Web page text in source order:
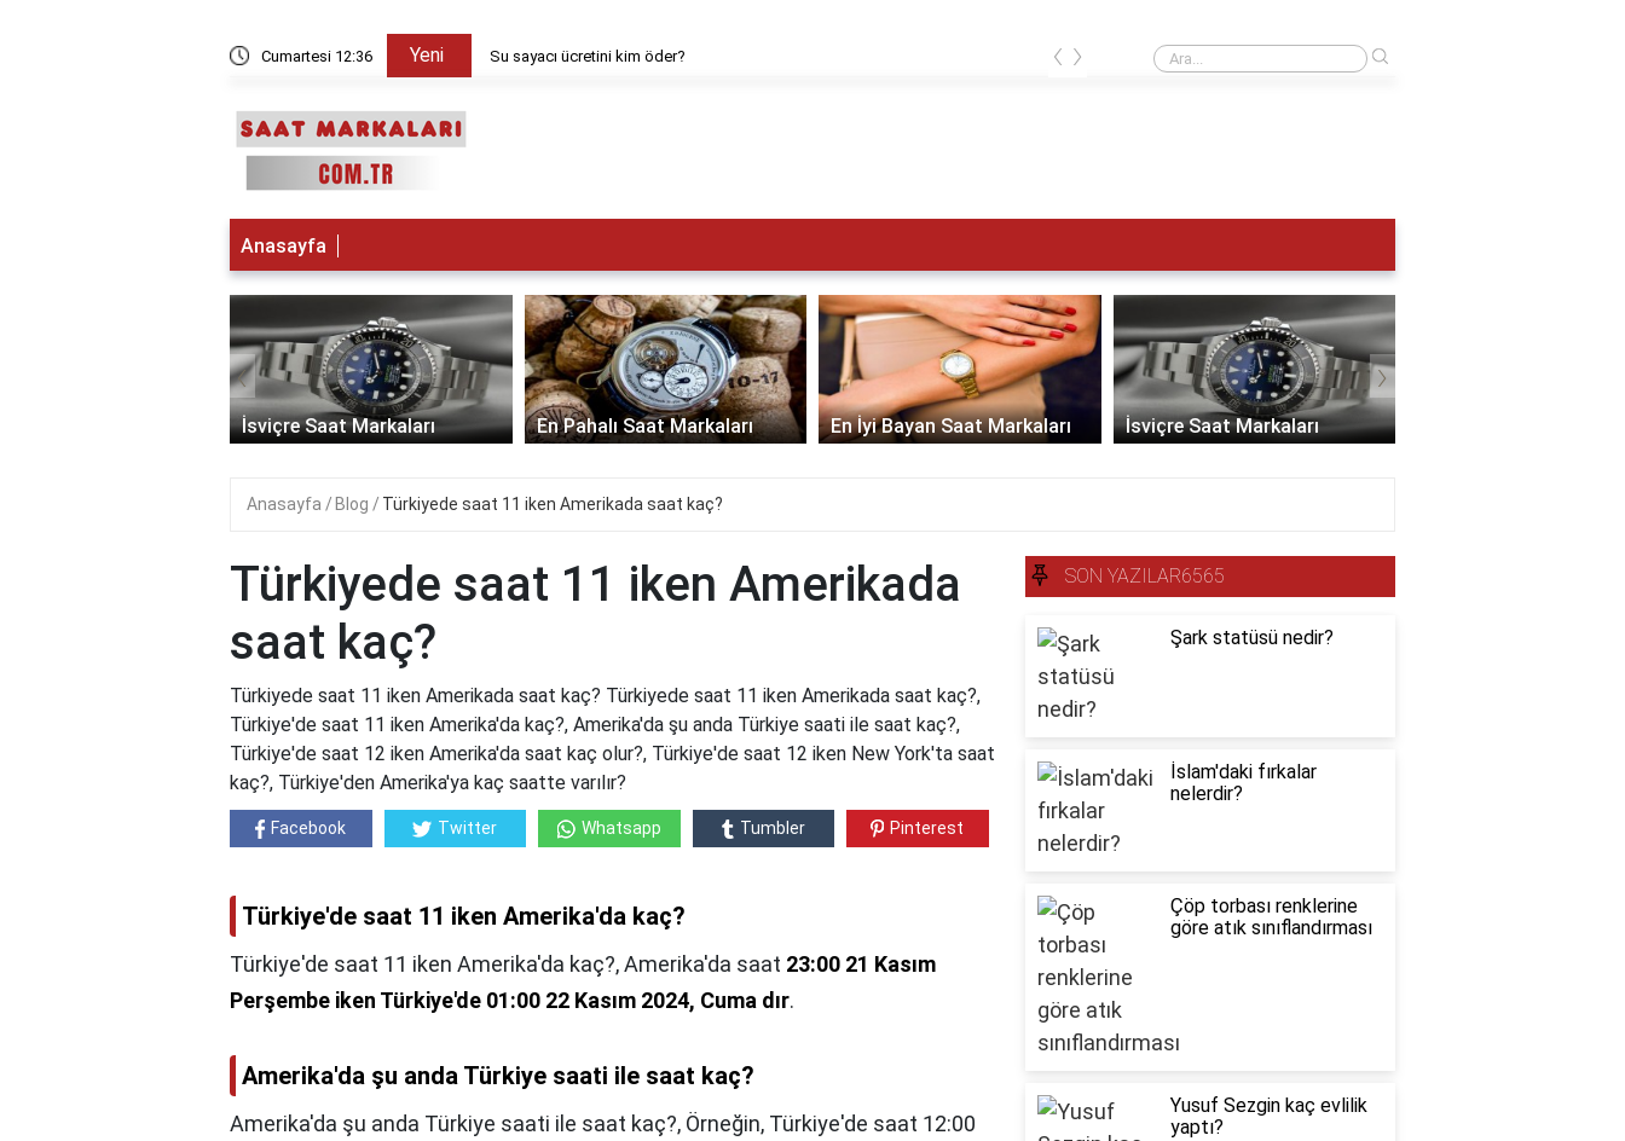
Cumartesi 12:37 Yeni Su sayacı ücretini kim öder? UTC 0 Türkiye saat kaç?
‹ ›
Anasayfa
İsviçre Saat Markaları En Pahalı Saat Markaları En İyi Bayan Saat Markaları İsviçre Saat Markaları
‹ ›
Anasayfa Blog Türkiyede saat 11 iken Amerikada saat kaç?
Türkiyede saat 11 iken Amerikada
saat kaç?
Türkiyede saat 11 iken Amerikada saat kaç? Türkiyede saat 11 iken Amerikada saat kaç?,
Türkiye'de saat 11 iken Amerika'da kaç?, Amerika'da şu anda Türkiye saati ile saat kaç?,
Türkiye'de saat 12 iken Amerika'da saat kaç olur?, Türkiye'de saat 12 iken New York'ta saat
kaç?, Türkiye'den Amerika'ya kaç saatte varılır?
Facebook Twitter Whatsapp Tumbler Pinterest
Türkiye'de saat 11 iken Amerika'da kaç?
Türkiye'de saat 11 iken Amerika'da kaç?,Amerika'da saat 23:00 21 Kasım
Perşembe iken Türkiye'de 01:00 22 Kasım 2024, Cuma dır.
Amerika'da şu anda Türkiye saati ile saat kaç?
Amerika'da şu anda Türkiye saati ile saat kaç?, Örneğin, Türkiye'de saat 12:00
SON YAZILAR6565
Şark statüsü nedir?
İslam'daki fırkalar
nelerdir?
Çöp torbası renklerine
göre atık sınıflandırması
Yusuf Sezgin kaç evlilik
yaptı?